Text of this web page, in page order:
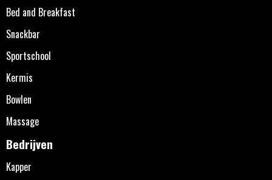
Bed and Breakfast
Snackbar
Sportschool
Kermis
Bowlen
Massage
Bedrijven
Kapper